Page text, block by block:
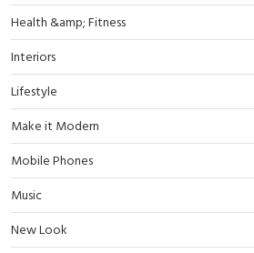
Health &amp; Fitness
Interiors
Lifestyle
Make it Modern
Mobile Phones
Music
New Look